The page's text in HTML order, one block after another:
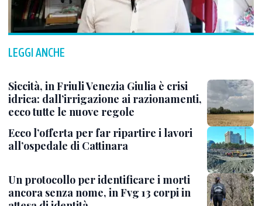
LEGGI ANCHE
Siccità, in Friuli Venezia Giulia è crisi
idrica: dall’irrigazione ai razionamenti,
ecco tutte le nuove regole
Ecco l’offerta per far ripartire i lavori
all’ospedale di Cattinara
Un protocollo per identificare i morti
ancora senza nome, in Fvg 13 corpi in